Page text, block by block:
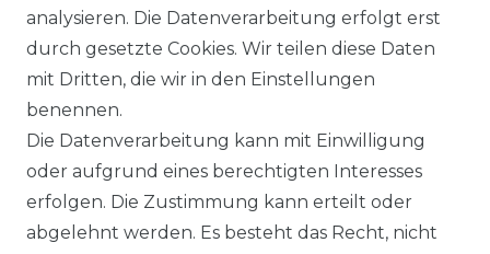
WIDERRUFSFORMULAR
UNTERNEHMEN
ÜBER UNS
analysieren. Die Datenverarbeitung erfolgt erst
durch gesetzte Cookies. Wir teilen diese Daten
mit Dritten, die wir in den Einstellungen
benennen.
Die Datenverarbeitung kann mit Einwilligung
oder aufgrund eines berechtigten Interesses
erfolgen. Die Zustimmung kann erteilt oder
abgelehnt werden. Es besteht das Recht, nicht